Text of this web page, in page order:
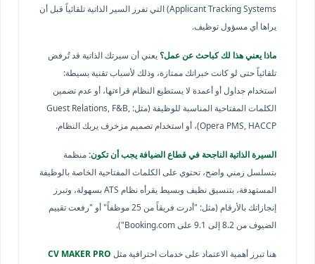
Applicant Tracking Systems) التي تفرز السير الذاتية تلقائياً قبل أن
يراها أي مسؤول توظيف.
ماذا يعني هذا لك كباحث عن عمل؟ يعني أن سيرتك الذاتية قد تُرفض
تلقائياً حتى لو كانت خبراتك ممتازة، وذلك لأسباب تقنية بسيطة:
استخدام جداول أو أعمدة لا يستطيع النظام قراءتها، أو عدم تضمين
الكلمات المفتاحية المناسبة للوظيفة (مثل: Guest Relations, F&B,
Opera PMS, HACCP)، أو استخدام تصميم مزخرف يربك النظام.
السيرة الذاتية الناجحة في قطاع الضيافة يجب أن تكون:منظمة
بتسلسل زمني واضح، تحتوي على الكلمات المفتاحية الخاصة بالوظيفة
المستهدفة، بتنسيق نظيف وبسيط يقرأه نظام ATS بسهولة، وتبرز
إنجازاتك بالأرقام (مثل: "أدرت فريقاً من 25 موظفاً" أو "رفعت تقييم
الضيوف من 8.2 إلى 9.1 على Booking.com").
هنا تبرز أهمية الاعتماد على خدمات احترافية مثل CV MAKER PRO